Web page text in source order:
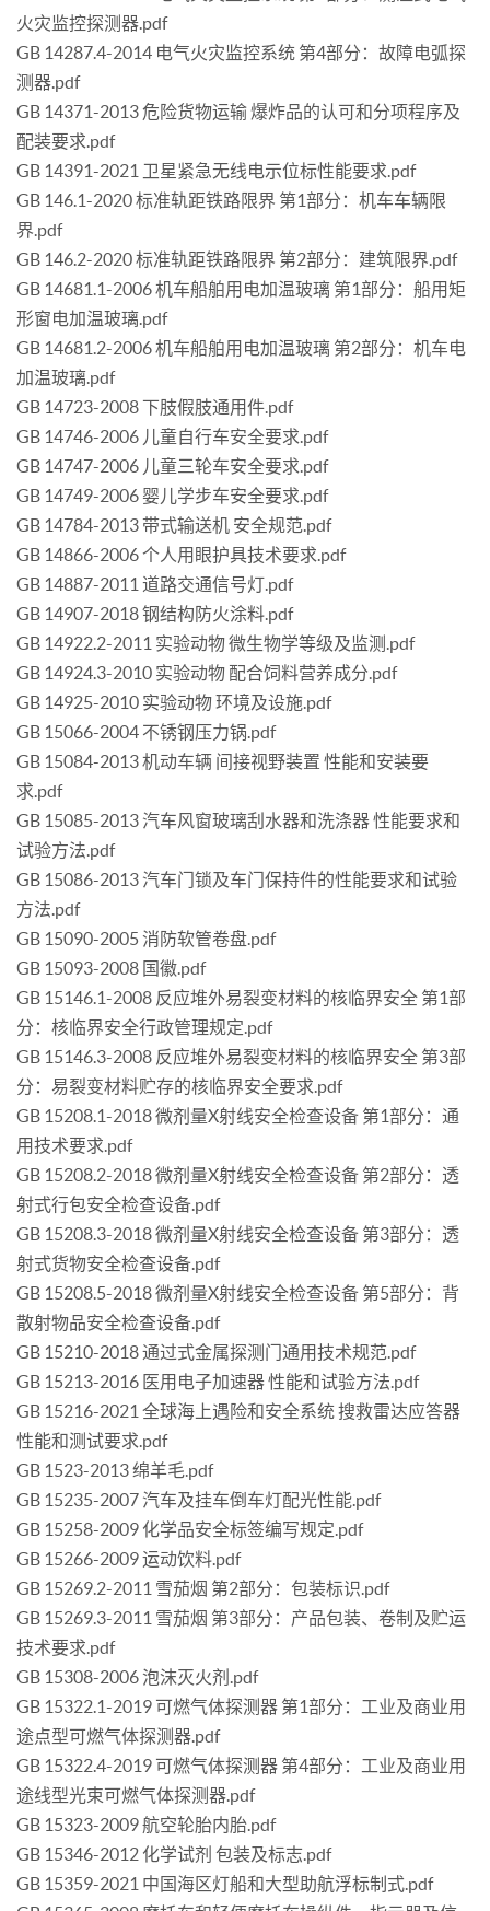
火灾监控探测器.pdf
GB 14287.4-2014 电气火灾监控系统 第4部分：故障电弧探
测器.pdf
GB 14371-2013 危险货物运输 爆炸品的认可和分项程序及
配装要求.pdf
GB 14391-2021 卫星紧急无线电示位标性能要求.pdf
GB 146.1-2020 标准轨距铁路限界 第1部分：机车车辆限
界.pdf
GB 146.2-2020 标准轨距铁路限界 第2部分：建筑限界.pdf
GB 14681.1-2006 机车船舶用电加温玻璃 第1部分：船用矩
形窗电加温玻璃.pdf
GB 14681.2-2006 机车船舶用电加温玻璃 第2部分：机车电
加温玻璃.pdf
GB 14723-2008 下肢假肢通用件.pdf
GB 14746-2006 儿童自行车安全要求.pdf
GB 14747-2006 儿童三轮车安全要求.pdf
GB 14749-2006 婴儿学步车安全要求.pdf
GB 14784-2013 带式输送机 安全规范.pdf
GB 14866-2006 个人用眼护具技术要求.pdf
GB 14887-2011 道路交通信号灯.pdf
GB 14907-2018 钢结构防火涂料.pdf
GB 14922.2-2011 实验动物 微生物学等级及监测.pdf
GB 14924.3-2010 实验动物 配合饲料营养成分.pdf
GB 14925-2010 实验动物 环境及设施.pdf
GB 15066-2004 不锈钢压力锅.pdf
GB 15084-2013 机动车辆 间接视野装置 性能和安装要
求.pdf
GB 15085-2013 汽车风窗玻璃刮水器和洗涤器 性能要求和
试验方法.pdf
GB 15086-2013 汽车门锁及车门保持件的性能要求和试验
方法.pdf
GB 15090-2005 消防软管卷盘.pdf
GB 15093-2008 国徽.pdf
GB 15146.1-2008 反应堆外易裂变材料的核临界安全 第1部
分：核临界安全行政管理规定.pdf
GB 15146.3-2008 反应堆外易裂变材料的核临界安全 第3部
分：易裂变材料贮存的核临界安全要求.pdf
GB 15208.1-2018 微剂量X射线安全检查设备 第1部分：通
用技术要求.pdf
GB 15208.2-2018 微剂量X射线安全检查设备 第2部分：透
射式行包安全检查设备.pdf
GB 15208.3-2018 微剂量X射线安全检查设备 第3部分：透
射式货物安全检查设备.pdf
GB 15208.5-2018 微剂量X射线安全检查设备 第5部分：背
散射物品安全检查设备.pdf
GB 15210-2018 通过式金属探测门通用技术规范.pdf
GB 15213-2016 医用电子加速器 性能和试验方法.pdf
GB 15216-2021 全球海上遇险和安全系统 搜救雷达应答器
性能和测试要求.pdf
GB 1523-2013 绵羊毛.pdf
GB 15235-2007 汽车及挂车倒车灯配光性能.pdf
GB 15258-2009 化学品安全标签编写规定.pdf
GB 15266-2009 运动饮料.pdf
GB 15269.2-2011 雪茄烟 第2部分：包装标识.pdf
GB 15269.3-2011 雪茄烟 第3部分：产品包装、卷制及贮运
技术要求.pdf
GB 15308-2006 泡沫灭火剂.pdf
GB 15322.1-2019 可燃气体探测器 第1部分：工业及商业用
途点型可燃气体探测器.pdf
GB 15322.4-2019 可燃气体探测器 第4部分：工业及商业用
途线型光束可燃气体探测器.pdf
GB 15323-2009 航空轮胎内胎.pdf
GB 15346-2012 化学试剂 包装及标志.pdf
GB 15359-2021 中国海区灯船和大型助航浮标制式.pdf